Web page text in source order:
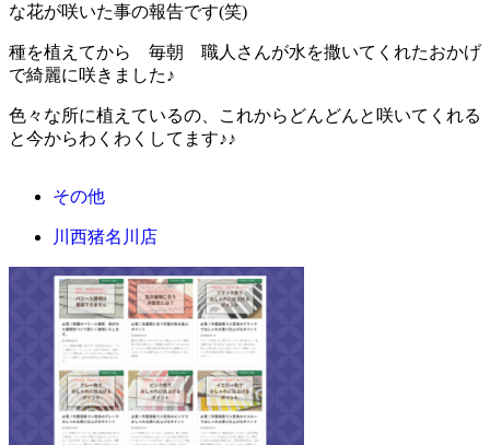
な花が咲いた事の報告です(笑)
種を植えてから 毎朝 職人さんが水を撒いてくれたおかげ
で綺麗に咲きました♪
色々な所に植えているの、これからどんどんと咲いてくれる
と今からわくわくしてます♪♪
その他
川西猪名川店